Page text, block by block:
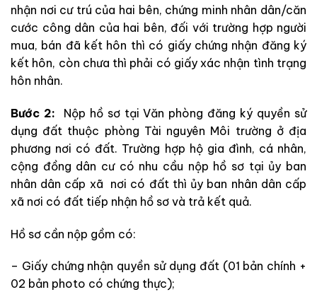
nhận nơi cư trú của hai bên, chứng minh nhân dân/căn
cước công dân của hai bên, đối với trường hợp người
mua, bán đã kết hôn thì có giấy chứng nhận đăng ký
kết hôn, còn chưa thì phải có giấy xác nhận tình trạng
hôn nhân.
Bước 2:
Nộp hồ sơ tại Văn phòng đăng ký quyền sử
dụng đất thuộc phòng Tài nguyên Môi trường ở địa
phương nơi có đất. Trường hợp hộ gia đình, cá nhân,
cộng đồng dân cư có nhu cầu nộp hồ sơ tại ủy ban
nhân dân cấp xã nơi có đất thì ủy ban nhân dân cấp
xã nơi có đất tiếp nhận hồ sơ và trả kết quả.
Hồ sơ cần nộp gồm có:
– Giấy chứng nhận quyền sử dụng đất (01 bản chính +
02 bản photo có chứng thực);